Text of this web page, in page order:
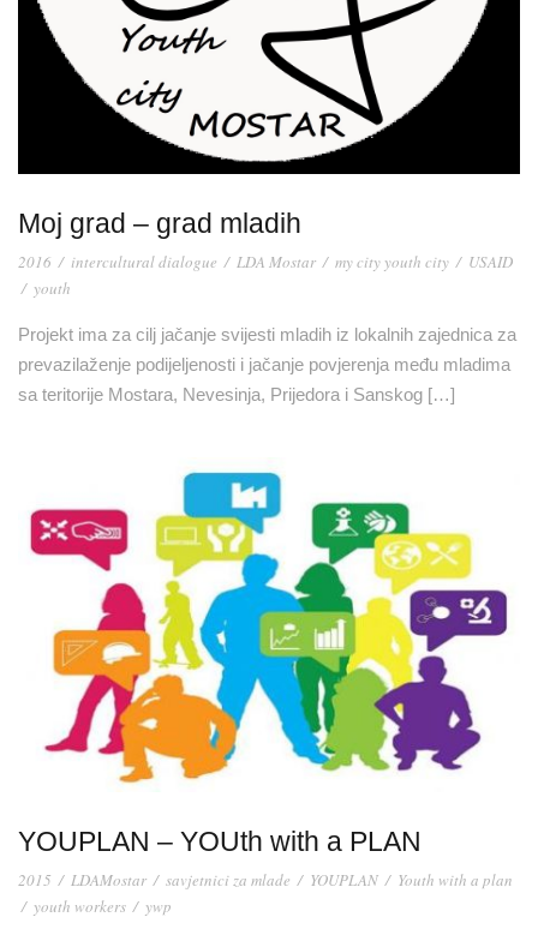
Moj grad – grad mladih
2016 / intercultural dialogue / LDA Mostar / my city youth city / USAID
/ youth
Projekt ima za cilj jačanje svijesti mladih iz lokalnih zajednica za
prevazilaženje podijeljenosti i jačanje povjerenja među mladima
sa teritorije Mostara, Nevesinja, Prijedora i Sanskog […]
YOUPLAN – YOUth with a PLAN
2015 / LDAMostar / savjetnici za mlade / YOUPLAN / Youth with a plan
/ youth workers / ywp